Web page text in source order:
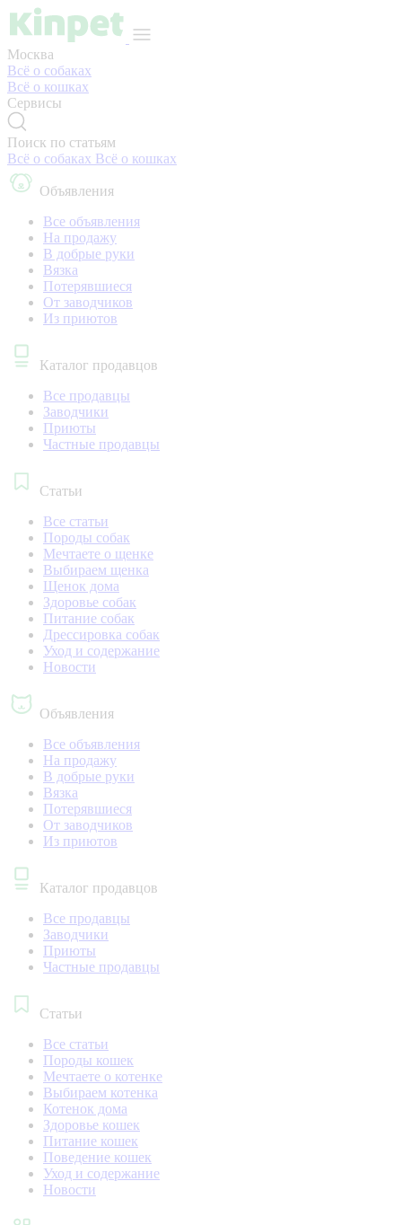
Москва
Всё о собаках
Всё о кошках
Сервисы
Поиск по статьям
Всё о собаках Всё о кошках
Объявления
Все объявления
На продажу
В добрые руки
Вязка
Потерявшиеся
От заводчиков
Из приютов
Каталог продавцов
Все продавцы
Заводчики
Приюты
Частные продавцы
Статьи
Все статьи
Породы собак
Мечтаете о щенке
Выбираем щенка
Щенок дома
Здоровье собак
Питание собак
Дрессировка собак
Уход и содержание
Новости
Объявления
Все объявления
На продажу
В добрые руки
Вязка
Потерявшиеся
От заводчиков
Из приютов
Каталог продавцов
Все продавцы
Заводчики
Приюты
Частные продавцы
Статьи
Все статьи
Породы кошек
Мечтаете о котенке
Выбираем котенка
Котенок дома
Здоровье кошек
Питание кошек
Поведение кошек
Уход и содержание
Новости